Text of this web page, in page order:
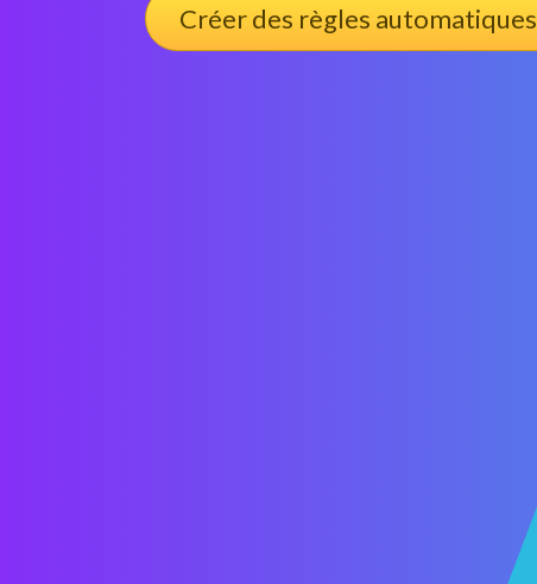
Créer des règles automatiques